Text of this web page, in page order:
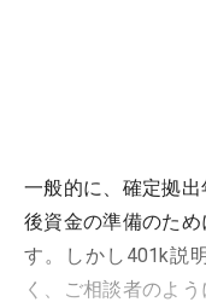
一般的に、確定拠
後資金の準備のた
す。しかし401k説
く、ご相談者のよ